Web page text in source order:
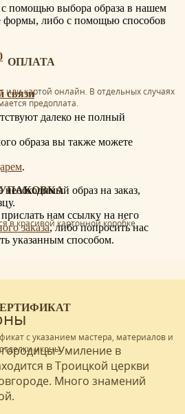
ОПЛАТА
или картой онлайн. В отдельных случаях
предоплата.
в красивой картонной коробке.
с указанием мастера, материалов и
отделки иконы.
с помощью выбора образа в нашем
формы, либо с помощью способов
связи
далеко не полный
образа вы также можете
.
образ на заказ,
нам ссылку на него
заказа, либо попросить нас
указанным способом.
Умиление в
в Троицкой церкви
Много знамений